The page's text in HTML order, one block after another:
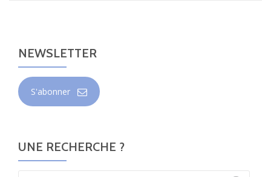
NEWSLETTER
S'abonner
UNE RECHERCHE ?